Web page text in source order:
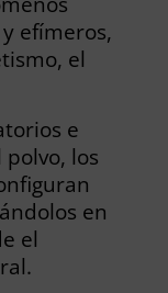
efímeros,
el
e
los
en
el